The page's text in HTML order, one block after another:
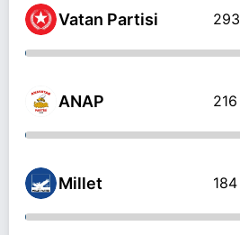
Vatan Partisi 293
ANAP 216
Millet 184